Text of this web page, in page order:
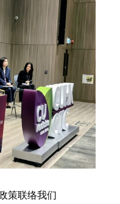
策联络我们